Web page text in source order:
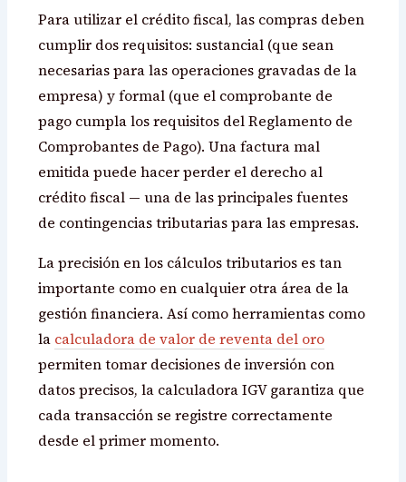
Para utilizar el crédito fiscal, las compras deben
cumplir dos requisitos: sustancial (que sean
necesarias para las operaciones gravadas de la
empresa) y formal (que el comprobante de
pago cumpla los requisitos del Reglamento de
Comprobantes de Pago). Una factura mal
emitida puede hacer perder el derecho al
crédito fiscal — una de las principales fuentes
de contingencias tributarias para las empresas.
La precisión en los cálculos tributarios es tan
importante como en cualquier otra área de la
gestión financiera. Así como herramientas como
la calculadora de valor de reventa del oro
permiten tomar decisiones de inversión con
datos precisos, la calculadora IGV garantiza que
cada transacción se registre correctamente
desde el primer momento.